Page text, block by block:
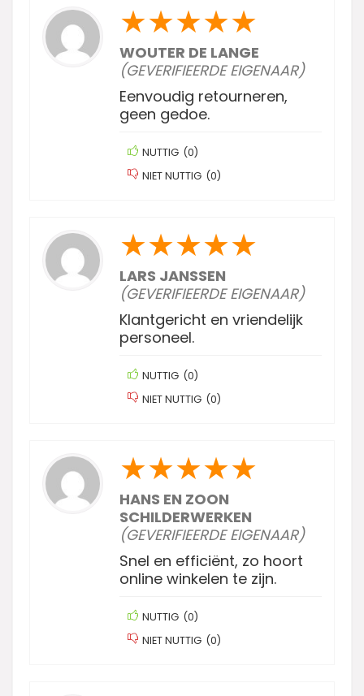
★★★★★
WOUTER DE LANGE
(GEVERIFIEERDE EIGENAAR)
Eenvoudig retourneren,
geen gedoe.
NUTTIG (0)
NIET NUTTIG (0)
★★★★★
LARS JANSSEN
(GEVERIFIEERDE EIGENAAR)
Klantgericht en vriendelijk
personeel.
NUTTIG (0)
NIET NUTTIG (0)
★★★★★
HANS EN ZOON
SCHILDERWERKEN
(GEVERIFIEERDE EIGENAAR)
Snel en efficiënt, zo hoort
online winkelen te zijn.
NUTTIG (0)
NIET NUTTIG (0)